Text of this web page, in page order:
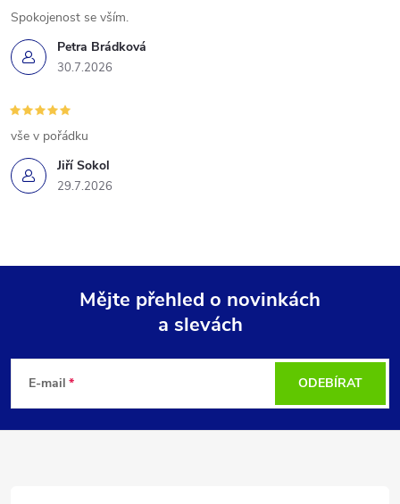
Petra Brádková
30.7.2026
Spokojenost se vším.
Jiří Sokol
29.7.2026
vše v pořádku
p
Mějte přehled o novinkách
a slevách
E-mail ODEBÍRAT